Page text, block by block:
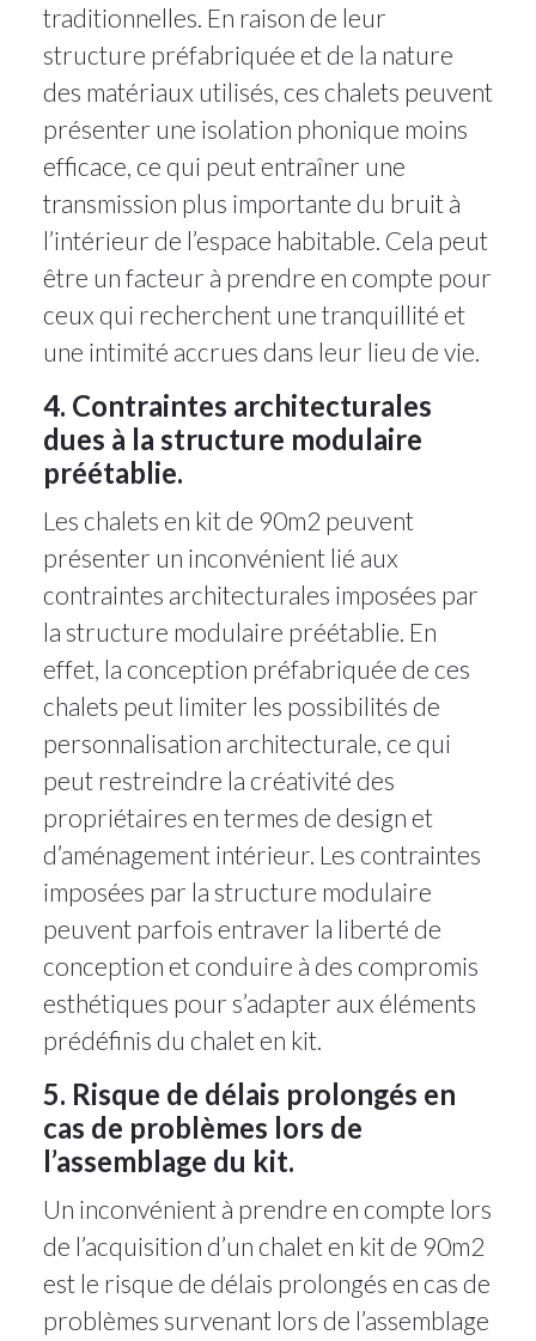
traditionnelles. En raison de leur
structure préfabriquée et de la nature
des matériaux utilisés, ces chalets peuvent
présenter une isolation phonique moins
efficace, ce qui peut entraîner une
transmission plus importante du bruit à
l’intérieur de l’espace habitable. Cela peut
être un facteur à prendre en compte pour
ceux qui recherchent une tranquillité et
une intimité accrues dans leur lieu de vie.
4. Contraintes architecturales
dues à la structure modulaire
préétablie.
Les chalets en kit de 90m2 peuvent
présenter un inconvénient lié aux
contraintes architecturales imposées par
la structure modulaire préétablie. En
effet, la conception préfabriquée de ces
chalets peut limiter les possibilités de
personnalisation architecturale, ce qui
peut restreindre la créativité des
propriétaires en termes de design et
d’aménagement intérieur. Les contraintes
imposées par la structure modulaire
peuvent parfois entraver la liberté de
conception et conduire à des compromis
esthétiques pour s’adapter aux éléments
prédéfinis du chalet en kit.
5. Risque de délais prolongés en
cas de problèmes lors de
l’assemblage du kit.
Un inconvénient à prendre en compte lors
de l’acquisition d’un chalet en kit de 90m2
est le risque de délais prolongés en cas de
problèmes survenant lors de l’assemblage